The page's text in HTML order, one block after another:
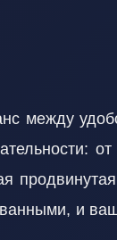
между
и